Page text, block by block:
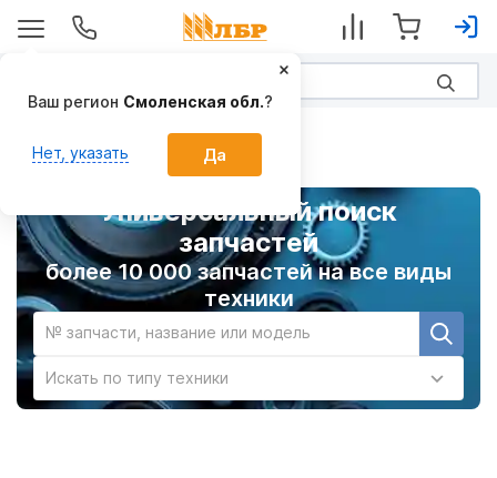
Универсальный поиск
запчастей
более 10 000 запчастей на все виды
техники
№ запчасти, название или модель
Искать по типу техники
Ваш регион Смоленская обл.?
Нет, указать Да